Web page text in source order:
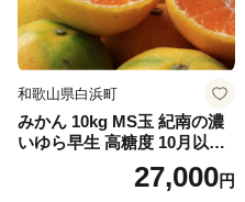
サンドブラスト体験・リュ
作りを体験することができ
☆岩井の滝と岩井の名水
子宝伝説もある岡山県最北
て岩屋を形成し、滝の裏側
見の滝」。裏から見るとカ
で、パワースポットにもな
和歌山県白浜町
みかん 10kg MS玉 紀南の濃
いゆら早生 高糖度 10月以降
発送 マルチ被覆栽培27,000円